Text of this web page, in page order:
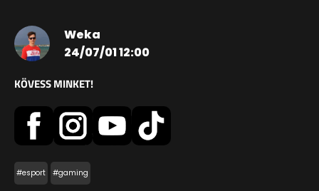
Weka
24/07/01 12:00
KÖVESS MINKET!
#esport #gaming